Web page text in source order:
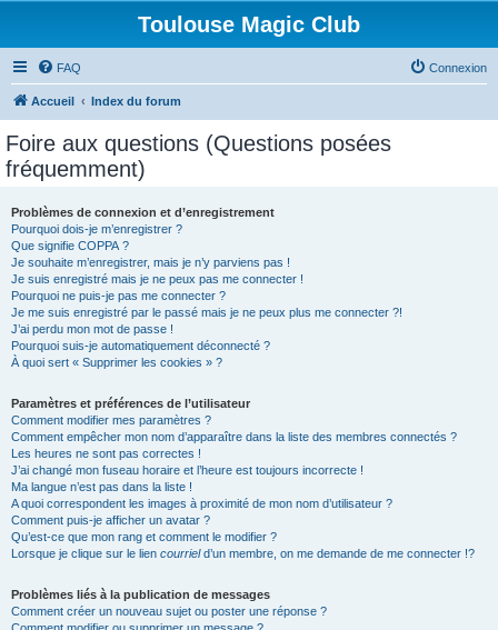
Toulouse Magic Club
FAQ Connexion
Accueil Index du forum
Foire aux questions (Questions posées
fréquemment)
Problèmes de connexion et d’enregistrement
Pourquoi dois-je m’enregistrer ?
Que signifie COPPA ?
Je souhaite m’enregistrer, mais je n’y parviens pas !
Je suis enregistré mais je ne peux pas me connecter !
Pourquoi ne puis-je pas me connecter ?
Je me suis enregistré par le passé mais je ne peux plus me connecter ?!
J’ai perdu mon mot de passe !
Pourquoi suis-je automatiquement déconnecté ?
À quoi sert « Supprimer les cookies » ?
Paramètres et préférences de l’utilisateur
Comment modifier mes paramètres ?
Comment empêcher mon nom d’apparaître dans la liste des membres connectés ?
Les heures ne sont pas correctes !
J’ai changé mon fuseau horaire et l’heure est toujours incorrecte !
Ma langue n’est pas dans la liste !
A quoi correspondent les images à proximité de mon nom d’utilisateur ?
Comment puis-je afficher un avatar ?
Qu’est-ce que mon rang et comment le modifier ?
Lorsque je clique sur le lien courrield’un membre, on me demande de me connecter !?
Problèmes liés à la publication de messages
Comment créer un nouveau sujet ou poster une réponse ?